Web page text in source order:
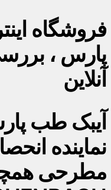
فروشگاه
پارس ،
آنلاین
آیبک طب
نماینده